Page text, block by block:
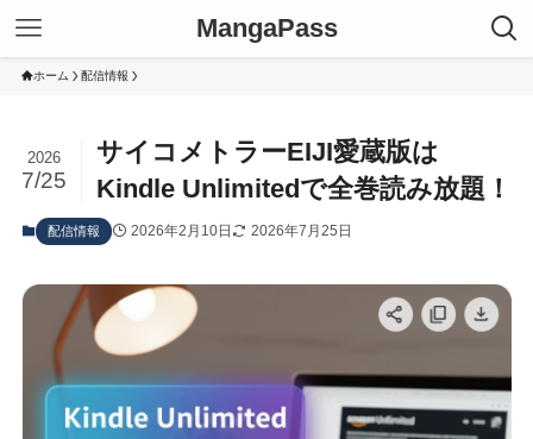
MangaPass
ホーム 配信情報
サイコメトラーEIJI愛蔵版は
Kindle Unlimitedで全巻読み放題！
2026
7/25
配信情報 2026年2月10日 2026年7月25日